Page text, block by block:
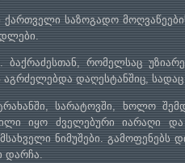
საზოგადო
რომელსაც
აგრძელებდა დაღესტანშიც,
სარატოვში, ხოლო
იყო ძველებური იარაღი და
ნიმუშები. გამოფენებს
დარჩა.